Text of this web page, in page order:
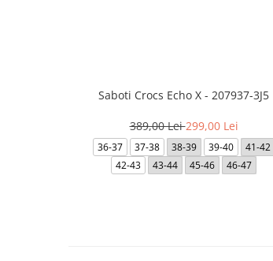
Saboti Crocs Echo X - 207937-3J5
389,00 Lei299,00 Lei
36-37 37-38 38-39 39-40
41-42
42-43
43-44 45-46 46-47